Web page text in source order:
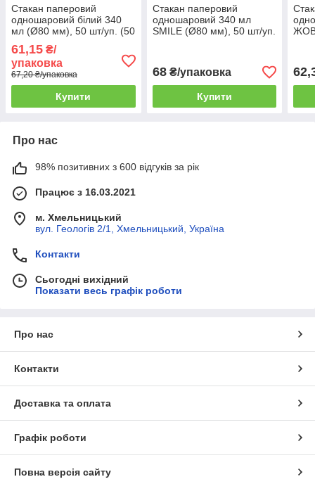
Стакан паперовий
одношаровий білий 340
мл (Ø80 мм), 50 шт/уп. (50
уп./ящик)
61,15 ₴/
упаковка
67,20 ₴/упаковка
Купити
Стакан паперовий
одношаровий 340 мл
SMILE (Ø80 мм), 50 шт/уп.
68₴/упаковка
Купити
Про нас
98% позитивних з 600 відгуків за рік
Працює з 16.03.2021
м. Хмельницький
вул. Геологів 2/1, Хмельницький, Україна
Контакти
Сьогодні вихідний
Показати весь графік роботи
Про нас
Контакти
Доставка та оплата
Графік роботи
Повна версія сайту